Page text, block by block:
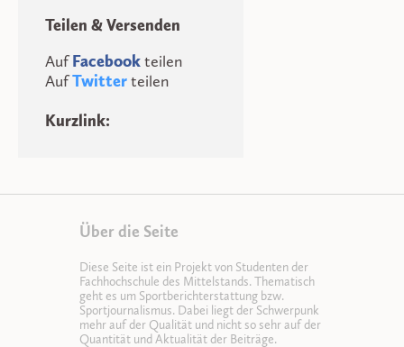
Teilen & Versenden
AufFacebookteilen
AufTwitterteilen
Kurzlink:
Über die Seite
Diese Seite ist ein Projekt von Studenten der
Fachhochschule des Mittelstands. Thematisch
geht es um Sportberichterstattung bzw.
Sportjournalismus. Dabei liegt der Schwerpunk
mehr auf der Qualität und nicht so sehr auf der
Quantität und Aktualität der Beiträge.